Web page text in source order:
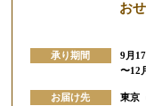
お
承り期間
9月
〜12
お届け先 東京